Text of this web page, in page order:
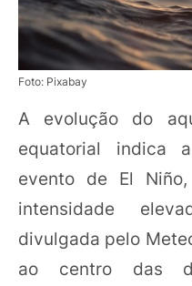
Foto: Pixabay
A evolução do
equatorial indica
evento de El
intensidade
divulgada pelo
ao centro das